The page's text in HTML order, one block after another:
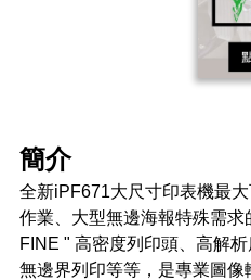
簡介
全新iPF671大尺寸印表機最
作業、大型無邊海報特殊需
FINE " 高密度列印頭、高解
無邊界列印等等，是專業圖像